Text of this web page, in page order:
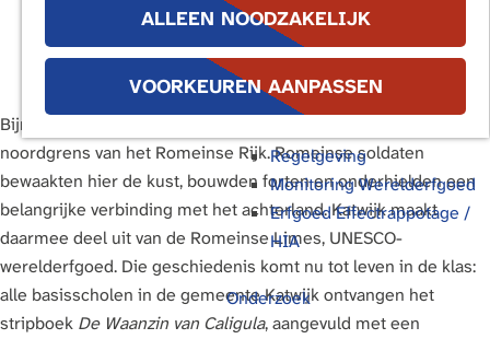
ALLEEN NOODZAKELIJK
VOORKEUREN AANPASSEN
e
a
g
e
Stimuleringsregeling
Interpretatiekader
Regelgeving
Monitoring Werelderfgoed
Erfgoed Effectrappotage /
HIA
Onderzoek
3 februari 2026|redactie||
Bijna tweeduizend jaar geleden lag Katwijk aan de uiterste
noordgrens van het Romeinse Rijk. Romeinse soldaten
bewaakten hier de kust, bouwden forten en onderhielden een
belangrijke verbinding met het achterland. Katwijk maakt
daarmee deel uit van de Romeinse Limes, UNESCO-
werelderfgoed. Die geschiedenis komt nu tot leven in de klas:
alle basisscholen in de gemeente Katwijk ontvangen het
stripboek De Waanzin van Caligula, aangevuld met een